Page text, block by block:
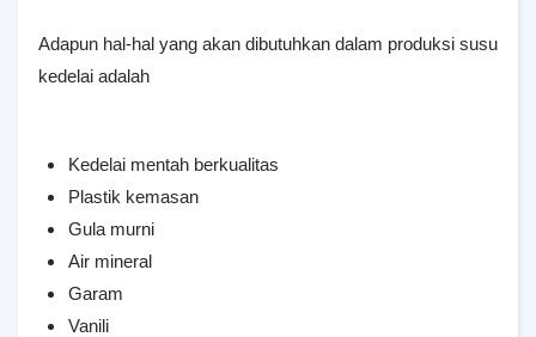
Adapun hal-hal yang akan dibutuhkan dalam produksi susu
kedelai adalah
Kedelai mentah berkualitas
Plastik kemasan
Gula murni
Air mineral
Garam
Vanili